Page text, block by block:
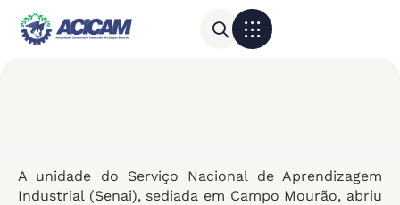
A unidade do Serviço Nacional de Aprendizagem
Industrial (Senai), sediada em Campo Mourão, abriu